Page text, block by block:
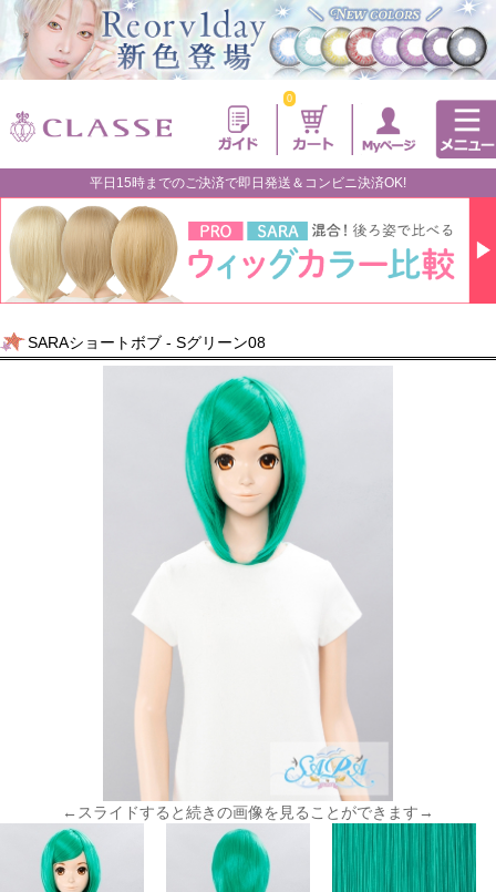
0
平日15時までのご決済で即日発送＆コンビニ決済OK!
SARAショートボブ - Sグリーン08
←スライドすると続きの画像を見ることができます→